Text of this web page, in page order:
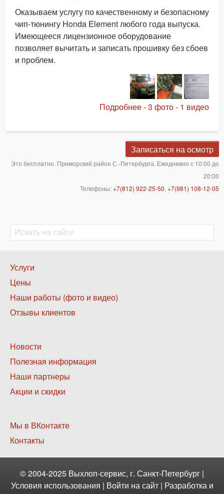
Оказываем услугу по качественному и безопасному
чип-тюнингу Honda Element любого года выпуска.
Имеющееся лицензионное оборудование
позволяет вычитать и записать прошивку без сбоев
и проблем.
Подробнее - 3 фото - 1 видео
Записаться на осмотр
Это бесплатно. Приморский район С.-Петербурга. Ежедневно с 10:00 до
20:00
Телефоны:+7(812) 922-25-50, +7(981) 108-12-05
Поиск
Поиск
Нижнее
меню
1
Услуги
Цены
Наши работы (фото и видео)
Отзывы клиентов
Нижнее
меню
2
Новости
Полезная информация
Наши партнеры
Акции и скидки
Нижнее
меню
3
Мы в ВКонтакте
Контакты
© 2004-2025 Выхлоп-сервис, г. Санкт-Петербург |
Условия использования | Войти на сайт | Разработка и